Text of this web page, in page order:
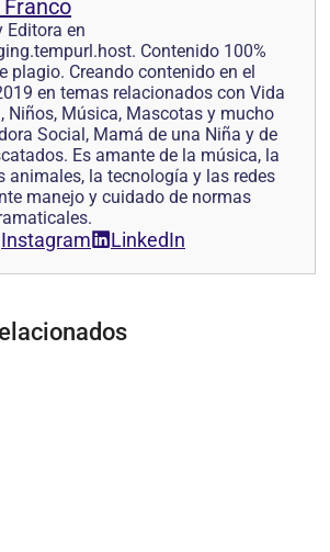
Franco
Editora en
Contenido 100%
plagio. Creando contenido en el
en temas relacionados con Vida
Niños, Música, Mascotas y mucho
Social, Mamá de una Niña y de
Es amante de la música, la
animales, la tecnología y las redes
manejo y cuidado de normas
Instagram LinkedIn